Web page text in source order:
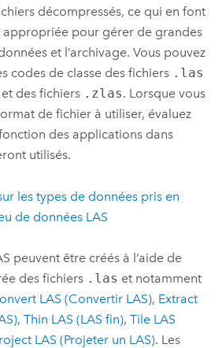
décompressés, ce qui en font
appropriée pour gérer de grandes
et l’archivage. Vous pouvez
codes de classe des fichiers .las
des fichiers .zlas. Lorsque vous
de fichier à utiliser, évaluez
des applications dans
utilisés.
les types de données pris en
de données LAS
peuvent être créés à l’aide de
des fichiers .las et notamment
LAS (Convertir LAS), Extract
,Thin LAS (LAS fin),Tile LAS
LAS (Projeter un LAS). Les